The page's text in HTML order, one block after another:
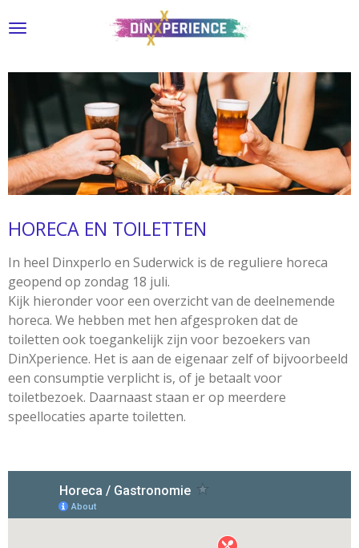
direct
de
hoofdinhoud
HORECA EN TOILETTEN
In heel Dinxperlo en Suderwick is de reguliere horeca
geopend op zondag 18 juli.
Kijk hieronder voor een overzicht van de deelnemende
horeca. We hebben met hen afgesproken dat de
toiletten ook toegankelijk zijn voor bezoekers van
DinXperience. Het is aan de eigenaar zelf of bijvoorbeeld
een consumptie verplicht is, of je betaalt voor
toiletbezoek. Daarnaast staan er op meerdere
speellocaties aparte toiletten.